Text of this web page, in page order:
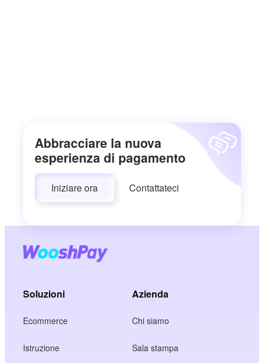
Abbracciare la nuova
esperienza di pagamento
Iniziare ora Contattateci
Soluzioni
Ecommerce
Istruzione
Azienda
Chi siamo
Sala stampa